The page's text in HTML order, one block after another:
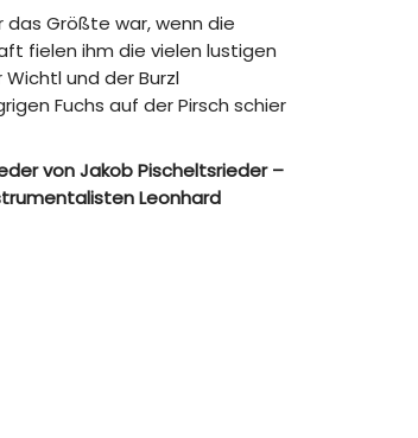
Größte war, wenn die
fielen ihm die vielen lustigen
und der Burzl
Fuchs auf der Pirsch schier
von Jakob Pischeltsrieder –
Leonhard